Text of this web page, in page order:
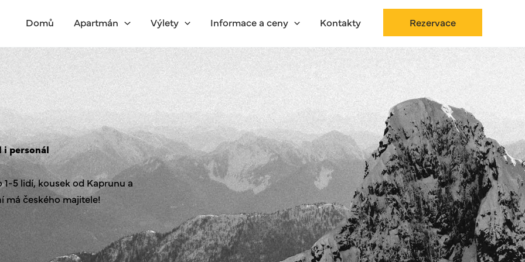
Domů Apartmán Výlety Informace a ceny Kontakty Rezervace
i personál
5 lidí, kousek od Kaprunu a
má českého majitele!